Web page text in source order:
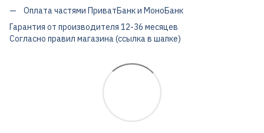
Оплата частями ПриватБанк и МоноБанк
Гарантия от производителя 12-36 месяцев
Согласно правил магазина (ссылка в шапке)